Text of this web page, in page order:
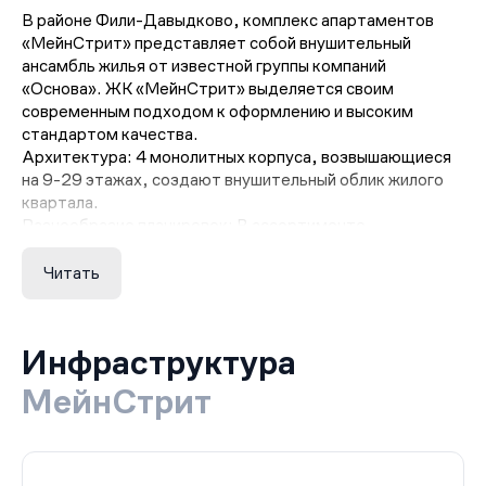
В районе Фили-Давыдково, комплекс апартаментов
«МейнСтрит» представляет собой внушительный
ансамбль жилья от известной группы компаний
«Основа». ЖК «МейнСтрит» выделяется своим
современным подходом к оформлению и высоким
стандартом качества.
Архитектура: 4 монолитных корпуса, возвышающиеся
на 9-29 этажах, создают внушительный облик жилого
квартала.
Разнообразие планировок: В ассортименте
четырех спален, а также студии.
Разнообразие площадей: Площадь апартаментов
варьируется от 27.7 до 105 квадратных метров,
предоставляя разнообразные варианты для различных
Апартаменты поставляются без отделки и планировки,
Читать
Инфраструктура
МейнСтрит